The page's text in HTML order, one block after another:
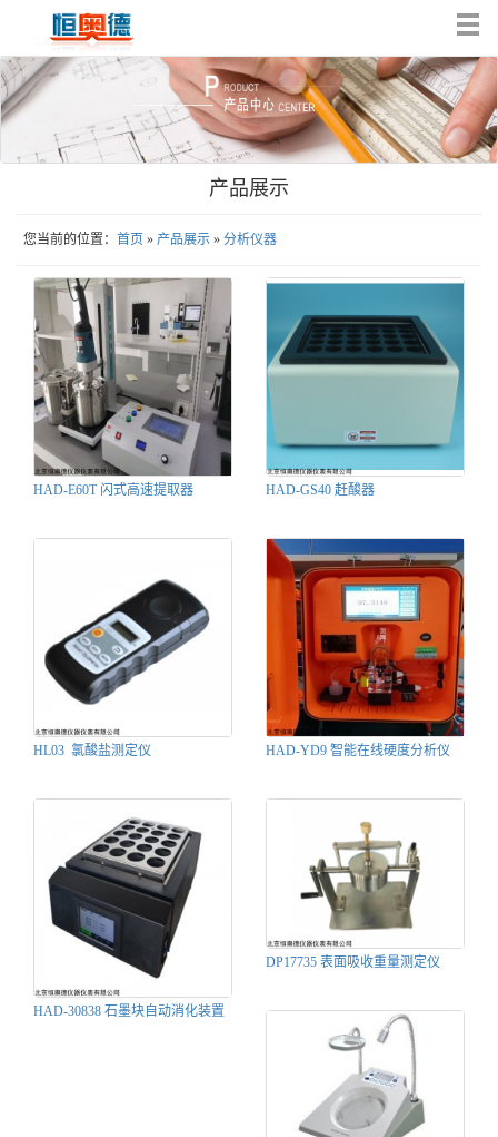
产品展示
您当前的位置： 首页 » 产品展示 » 分析仪器
HAD-E60T 闪式高速提取器 HAD-GS40 赶酸器
HL03 氯酸盐测定仪 HAD-YD9 智能在线硬度分析仪
HAD-30838 石墨块自动消化装置
DP17735 表面吸收重量测定仪